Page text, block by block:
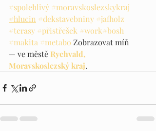
#spolehlivý #moravskoslezskykraj
#hlucin #dekstavebniny #jafholz
#terasy #přistřešek #work#bosh
#makita #metabo Zobrazovat míň
— ve městě Rychvald,
Moravskoslezský kraj.